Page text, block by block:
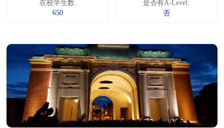
在校学生数:
650
是否有A-Level:
否